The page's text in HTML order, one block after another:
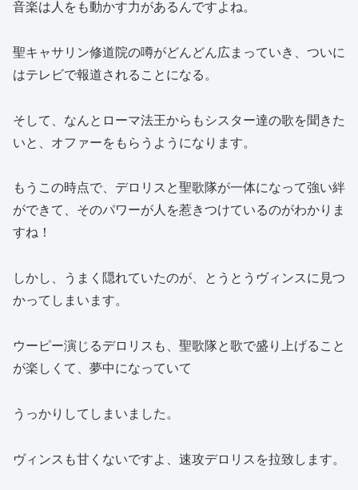
音楽は人をも動かす力があるんですよね。
聖キャサリン修道院の噂がどんどん広まっていき、ついに
はテレビで報道されることになる。
そして、なんとローマ法王からもシスター達の歌を聞きた
いと、オファーをもらうようになります。
もうこの時点で、デロリスと聖歌隊が一体になって強い絆
ができて、そのパワーが人を惹きつけているのがわかりま
すね！
しかし、うまく隠れていたのが、とうとうヴィンスに見つ
かってしまいます。
ウーピー演じるデロリスも、聖歌隊と歌で盛り上げること
が楽しくて、夢中になっていて
うっかりしてしまいました。
ヴィンスも甘くないですよ、速攻デロリスを拉致します。